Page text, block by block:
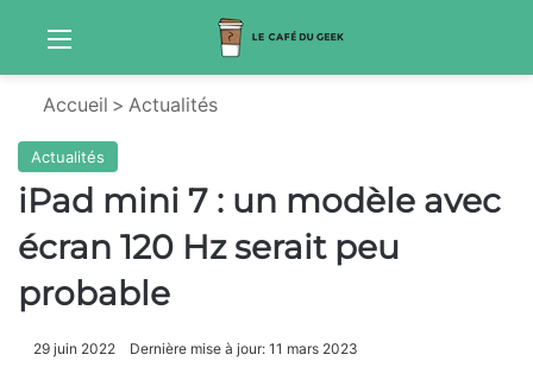
Menu
Accueil > Actualités
Actualités
iPad mini 7 : un modèle avec
écran 120 Hz serait peu
probable
29 juin 2022 Dernière mise à jour: 11 mars 2023